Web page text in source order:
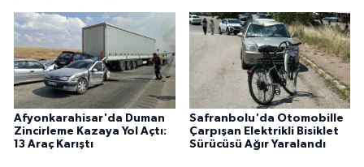
Afyonkarahisar'da Duman
Zincirleme Kazaya Yol Açtı:
13 Araç Karıştı
Safranbolu'da Otomobille
Çarpışan Elektrikli Bisiklet
Sürücüsü Ağır Yaralandı